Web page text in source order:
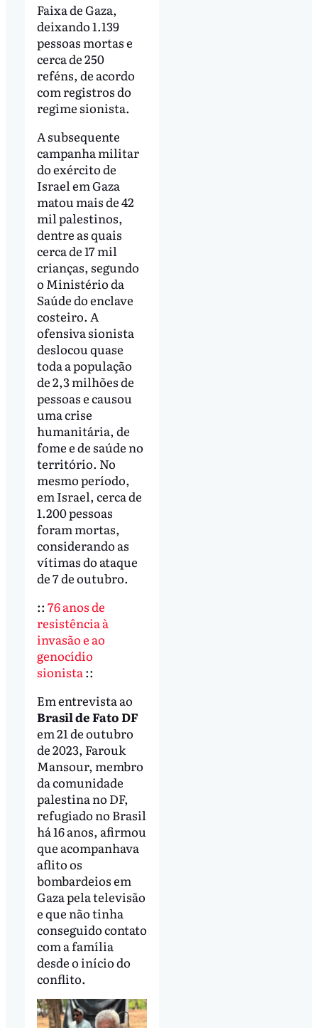
Faixa de Gaza,
deixando 1.139
pessoas mortas e
cerca de 250
reféns, de acordo
com registros do
regime sionista.
A subsequente
campanha militar
do exército de
Israel em Gaza
matou mais de 42
mil palestinos,
dentre as quais
cerca de 17 mil
crianças, segundo
o Ministério da
Saúde do enclave
costeiro. A
ofensiva sionista
deslocou quase
toda a população
de 2,3 milhões de
pessoas e causou
uma crise
humanitária, de
fome e de saúde no
território. No
mesmo período,
em Israel, cerca de
1.200 pessoas
foram mortas,
considerando as
vítimas do ataque
de 7 de outubro.
:: 76 anos de
resistência à
invasão e ao
genocídio
sionista ::
Em entrevista ao
Brasil de Fato DF
em 21 de outubro
de 2023, Farouk
Mansour, membro
da comunidade
palestina no DF,
refugiado no Brasil
há 16 anos, afirmou
que acompanhava
aflito os
bombardeios em
Gaza pela televisão
e que não tinha
conseguido contato
com a família
desde o início do
conflito.